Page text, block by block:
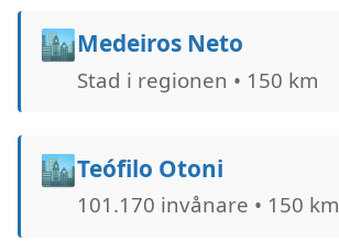
🏙️Medeiros Neto
Stad i regionen • 150 km
🏙️Teófilo Otoni
101.170 invånare • 150 km